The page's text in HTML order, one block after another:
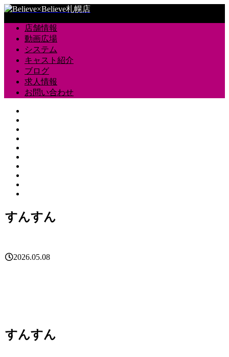
店舗情報
動画広場
システム
キャスト紹介
ブログ
求人情報
お問い合わせ
すんすん
2026.05.08
すんすん